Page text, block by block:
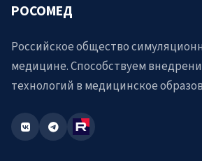
РОСОМЕД
Российское общество
медицине. Способствуем
технологий в медицинское